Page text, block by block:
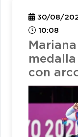
30/08/
10:08
con